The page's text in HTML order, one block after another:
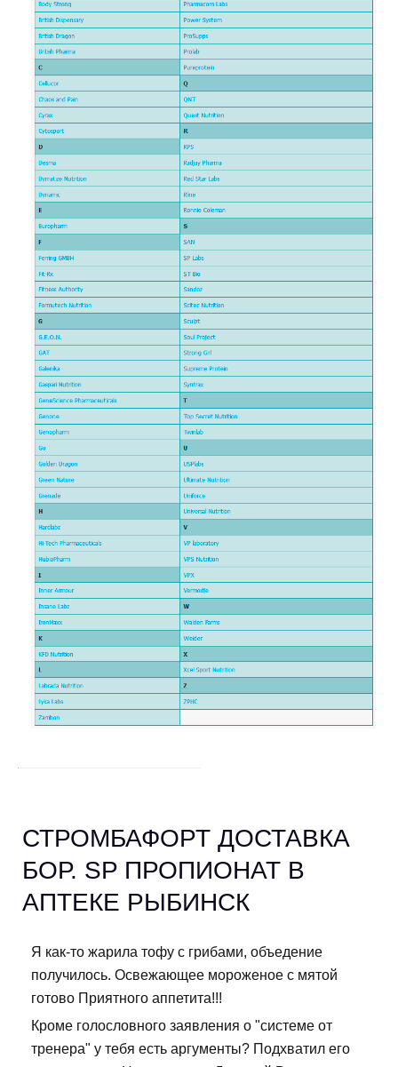
СТРОМБАФОРТ ДОСТАВКА
БОР. SP ПРОПИОНАТ В
АПТЕКЕ РЫБИНСК
Я как-то жарила тофу с грибами, объедение
получилось. Освежающее мороженое с мятой
готово Приятного аппетита!!!
Кроме голословного заявления о "системе от
тренера" у тебя есть аргументы? Подхватил его